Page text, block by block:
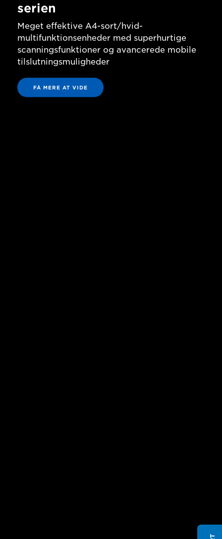
serien
Meget effektive A4-sort/hvid-
multifunktionsenheder med superhurtige
scanningsfunktioner og avancerede mobile
tilslutningsmuligheder
FÅ MERE AT VIDE